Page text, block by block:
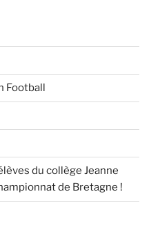
du collège Jeanne
de Bretagne !